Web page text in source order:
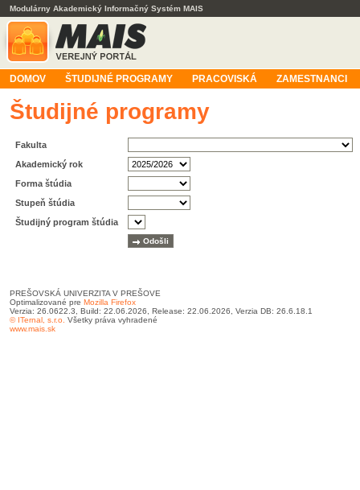
Modulárny Akademický Informačný Systém MAIS
DOMOV ŠTUDIJNÉ PROGRAMY PRACOVISKÁ ZAMESTNANCI
Študijné programy
Fakulta
Akademický rok
Forma štúdia
Stupeň štúdia
Študijný program štúdia
PREŠOVSKÁ UNIVERZITA V PREŠOVE
Optimalizované pre Mozilla Firefox
Verzia: 26.0622.3, Build: 22.06.2026, Release: 22.06.2026, Verzia DB: 26.6.18.1
© ITernal, s.r.o. Všetky práva vyhradené
www.mais.sk